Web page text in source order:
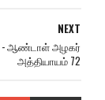
NEXT
72 - ஆண்டாள் அழகர்
அத்தியாயம் 72